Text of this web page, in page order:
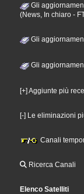
Gli
(News, In chiaro -
Gli
Gli
[+] Aggiunte più
[-] Le eliminazioni
Canali
Ricerca Canali
Elenco Satelliti